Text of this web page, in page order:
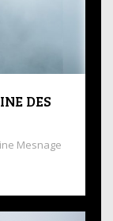
DES
Mesnage